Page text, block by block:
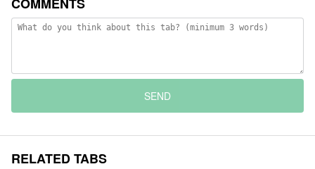
COMMENTS
SEND
RELATED TABS